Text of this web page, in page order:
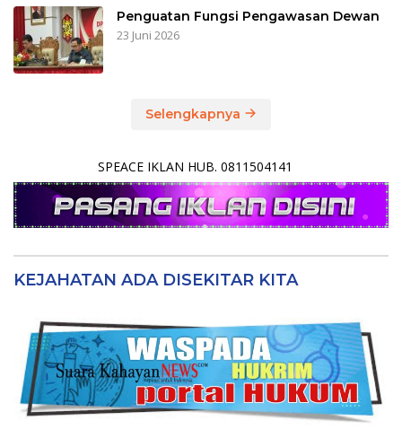
Penguatan Fungsi Pengawasan Dewan
23 Juni 2026
Selengkapnya
SPEACE IKLAN HUB. 0811504141
KEJAHATAN ADA DISEKITAR KITA